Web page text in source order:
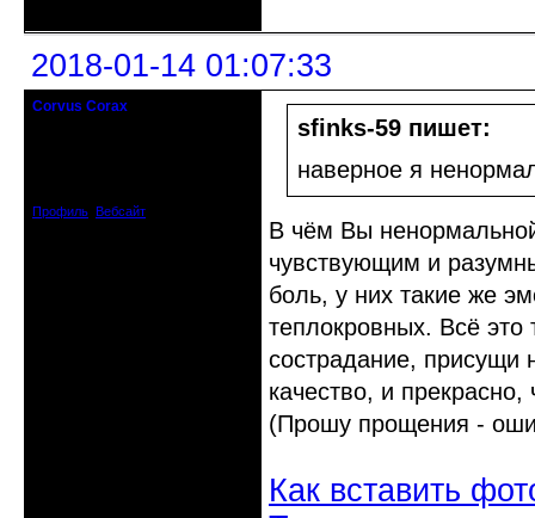
2018-01-14 01:07:33
Corvus Corax
Профиль Вебсайт
sfinks-59 пишет:
наверное я
В чём Вы
чувствующим и
боль, у них такие же
теплокровных. Всё это
сострадание, присущи
качество, и
(Прошу прощения -
Как вставить